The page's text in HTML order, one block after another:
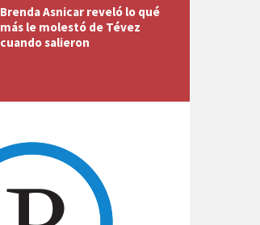
Brenda Asnicar reveló lo qué
más le molestó de Tévez
cuando salieron